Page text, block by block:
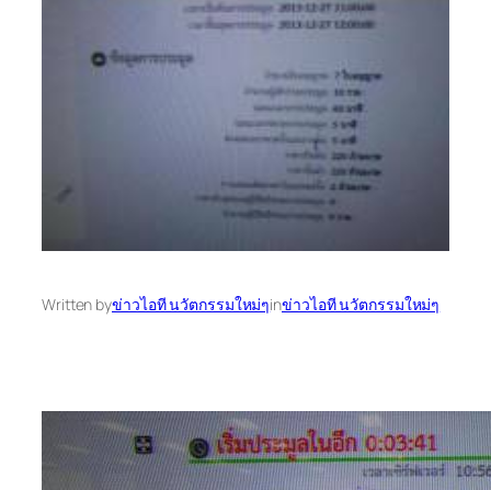
Written byข่าวไอที นวัตกรรมใหม่ๆinข่าวไอที นวัตกรรมใหม่ๆ